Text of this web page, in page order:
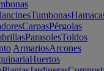
Tumbonas
CarpasPérgolas
ParasolesToldos
ArmariosArcones
Huertos